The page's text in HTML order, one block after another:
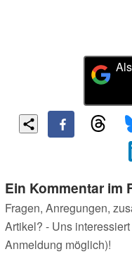
Ein Kommentar im
Fragen, Anregungen,
Artikel? - Uns
Anmeldung möglich)!